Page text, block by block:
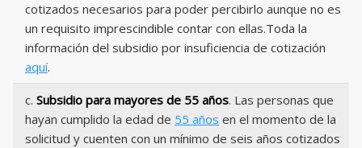
cotizados necesarios para poder percibirlo aunque no es
un requisito imprescindible contar con ellas.Toda la
información del subsidio por insuficiencia de cotización
aquí.
c. Subsidio para mayores de 55 años. Las personas que
hayan cumplido la edad de 55 años en el momento de la
solicitud y cuenten con un mínimo de seis años cotizados